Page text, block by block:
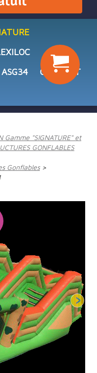
ASG34
CONTACT
Gamme "SIGNATURE" et
GONFLABLES
Gonflables